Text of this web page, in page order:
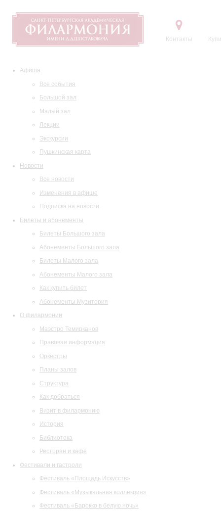
Контакты
Афиша
Все события
Большой зал
Малый зал
Лекции
Экскурсии
Пушкинская карта
Новости
Все новости
Изменения в афише
Подписка на новости
Билеты и абонементы
Билеты Большого зала
Абонементы Большого зала
Билеты Малого зала
Абонементы Малого зала
Как купить билет
Абонементы Музитория
О филармонии
Маэстро Темирканов
Правовая информация
Оркестры
Планы залов
Структура
Как добраться
Визит в филармонию
История
Библиотека
Ресторан и кафе
Фестивали и гастроли
Фестиваль «Площадь Искусств»
Фестиваль «Музыкальная коллекция»
Фестиваль «Барокко в белую ночь»